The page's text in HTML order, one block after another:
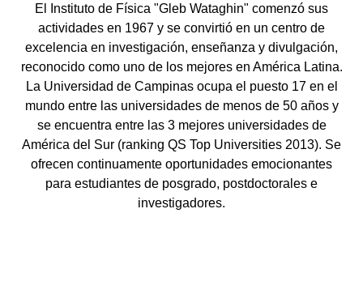
El Instituto de Física "Gleb Wataghin" comenzó sus
actividades en 1967 y se convirtió en un centro de
excelencia en investigación, enseñanza y divulgación,
reconocido como uno de los mejores en América Latina.
La Universidad de Campinas ocupa el puesto 17 en el
mundo entre las universidades de menos de 50 años y
se encuentra entre las 3 mejores universidades de
América del Sur (ranking QS Top Universities 2013). Se
ofrecen continuamente oportunidades emocionantes
para estudiantes de posgrado, postdoctorales e
investigadores.